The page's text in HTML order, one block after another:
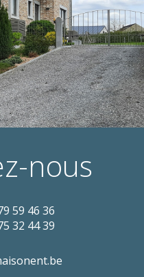
nous
59 46 36
32 44 39